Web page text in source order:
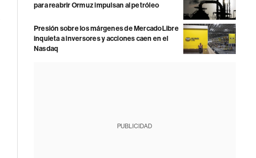
para reabrir Ormuz impulsan al petróleo
Presión sobre los márgenes de MercadoLibre
inquieta a inversores y acciones caen en el
Nasdaq
PUBLICIDAD